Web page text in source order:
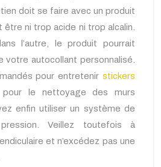
doit se faire avec un produit
être ni trop acide ni trop alcalin.
l’autre, le produit pourrait
votre autocollant personnalisé.
pour entretenir stickers
le nettoyage des murs
enfin utiliser un système de
Veillez toutefois à
et n’excédez pas une